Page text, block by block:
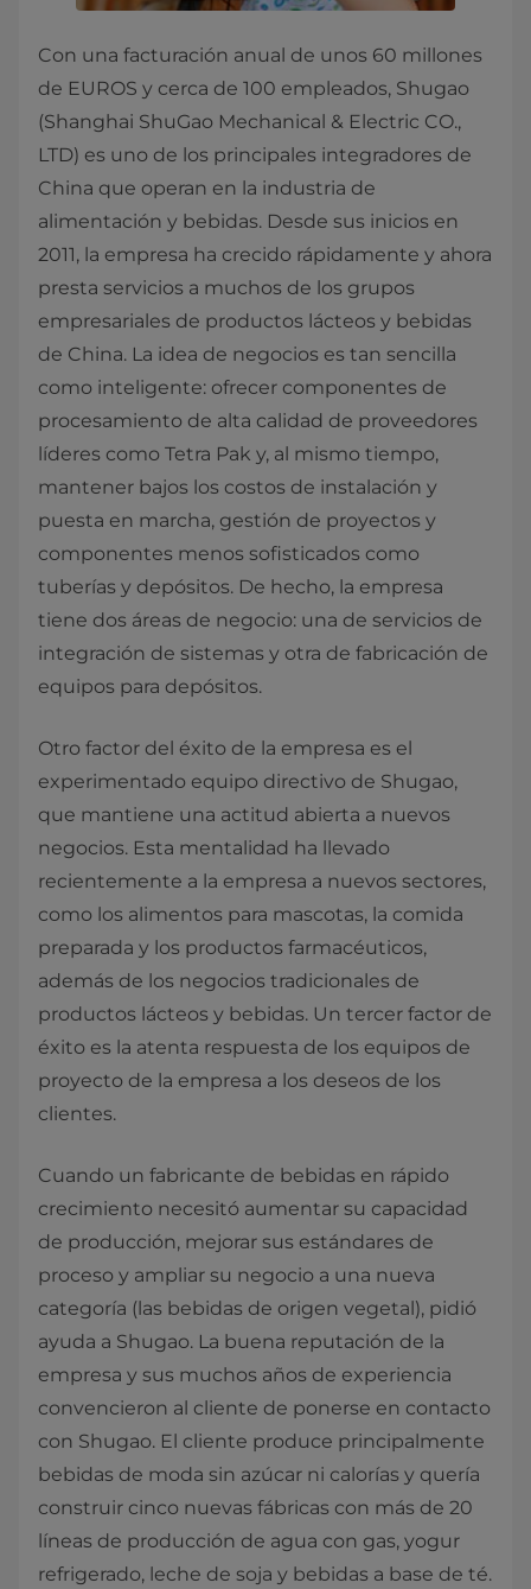
Con una facturación anual de unos 60 millones
de EUROS y cerca de 100 empleados, Shugao
(Shanghai ShuGao Mechanical & Electric CO.,
LTD) es uno de los principales integradores de
China que operan en la industria de
alimentación y bebidas. Desde sus inicios en
2011, la empresa ha crecido rápidamente y ahora
presta servicios a muchos de los grupos
empresariales de productos lácteos y bebidas
de China. La idea de negocios es tan sencilla
como inteligente: ofrecer componentes de
procesamiento de alta calidad de proveedores
líderes como Tetra Pak y, al mismo tiempo,
mantener bajos los costos de instalación y
puesta en marcha, gestión de proyectos y
componentes menos sofisticados como
tuberías y depósitos. De hecho, la empresa
tiene dos áreas de negocio: una de servicios de
integración de sistemas y otra de fabricación de
equipos para depósitos.
Otro factor del éxito de la empresa es el
experimentado equipo directivo de Shugao,
que mantiene una actitud abierta a nuevos
negocios. Esta mentalidad ha llevado
recientemente a la empresa a nuevos sectores,
como los alimentos para mascotas, la comida
preparada y los productos farmacéuticos,
además de los negocios tradicionales de
productos lácteos y bebidas. Un tercer factor de
éxito es la atenta respuesta de los equipos de
proyecto de la empresa a los deseos de los
clientes.
Cuando un fabricante de bebidas en rápido
crecimiento necesitó aumentar su capacidad
de producción, mejorar sus estándares de
proceso y ampliar su negocio a una nueva
categoría (las bebidas de origen vegetal), pidió
ayuda a Shugao. La buena reputación de la
empresa y sus muchos años de experiencia
convencieron al cliente de ponerse en contacto
con Shugao. El cliente produce principalmente
bebidas de moda sin azúcar ni calorías y quería
construir cinco nuevas fábricas con más de 20
líneas de producción de agua con gas, yogur
refrigerado, leche de soja y bebidas a base de té.